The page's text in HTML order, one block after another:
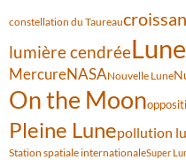
constellation du Taureau
lumière cendréeLune
MercureNASANouvelle Lune
On the Moon
Pleine Lunepollution
Station spatiale internationaleSuper